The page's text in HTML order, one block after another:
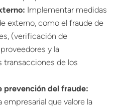
Implementar medidas
externo, como el fraude de
(verificación de
y la
transacciones de los
prevención del fraude:
que valore la